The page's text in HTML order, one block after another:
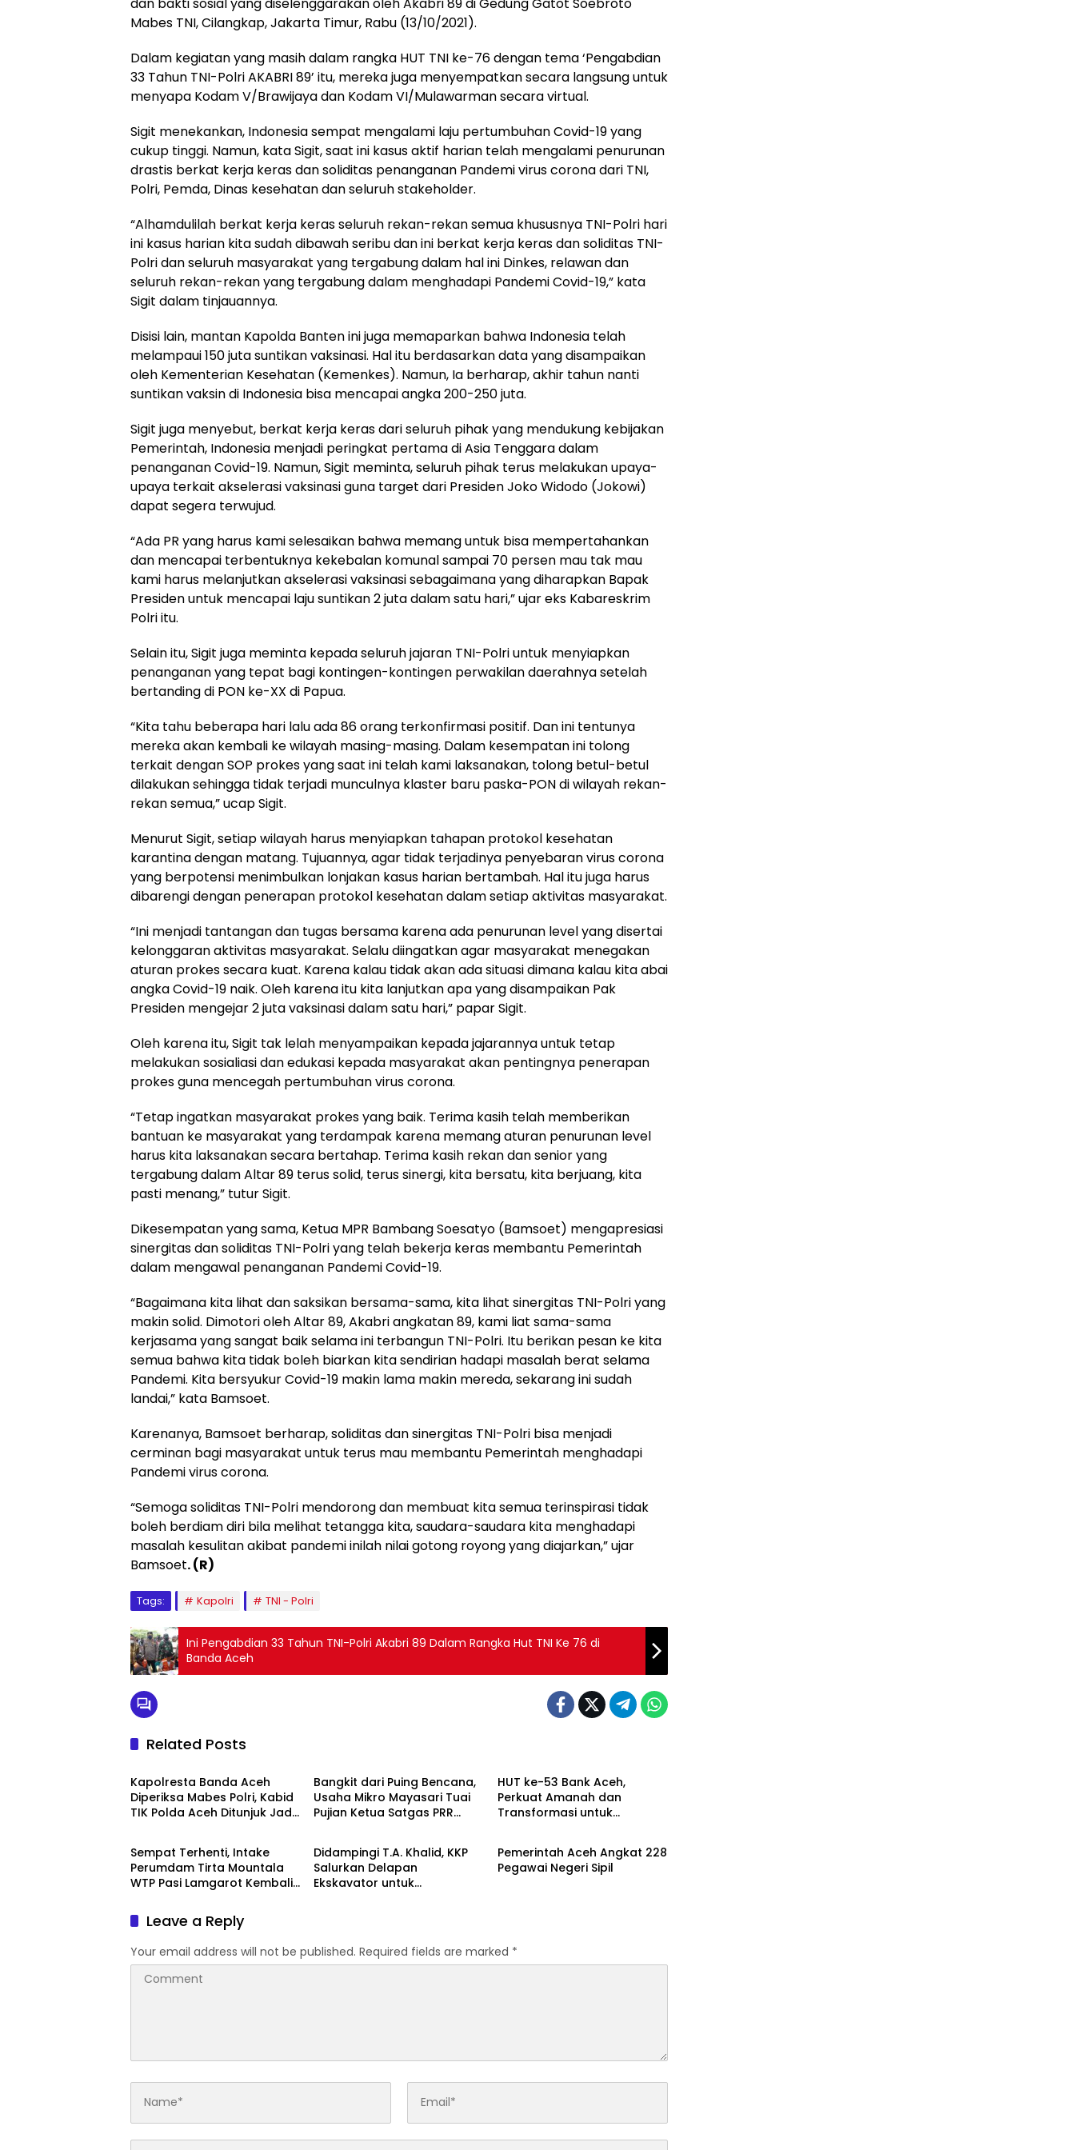
Mabes TNI, Cilangkap, Jakarta Timur, Rabu (13/10/2021).
Dalam kegiatan yang masih dalam rangka HUT TNI ke-76 dengan tema ‘Pengabdian
33 Tahun TNI-Polri AKABRI 89’ itu, mereka juga menyempatkan secara langsung untuk
menyapa Kodam V/Brawijaya dan Kodam VI/Mulawarman secara virtual.
Sigit menekankan, Indonesia sempat mengalami laju pertumbuhan Covid-19 yang
cukup tinggi. Namun, kata Sigit, saat ini kasus aktif harian telah mengalami penurunan
drastis berkat kerja keras dan soliditas penanganan Pandemi virus corona dari TNI,
Polri, Pemda, Dinas kesehatan dan seluruh stakeholder.
“Alhamdulilah berkat kerja keras seluruh rekan-rekan semua khususnya TNI-Polri hari
ini kasus harian kita sudah dibawah seribu dan ini berkat kerja keras dan soliditas TNI-
Polri dan seluruh masyarakat yang tergabung dalam hal ini Dinkes, relawan dan
seluruh rekan-rekan yang tergabung dalam menghadapi Pandemi Covid-19,” kata
Sigit dalam tinjauannya.
Disisi lain, mantan Kapolda Banten ini juga memaparkan bahwa Indonesia telah
melampaui 150 juta suntikan vaksinasi. Hal itu berdasarkan data yang disampaikan
oleh Kementerian Kesehatan (Kemenkes). Namun, Ia berharap, akhir tahun nanti
suntikan vaksin di Indonesia bisa mencapai angka 200-250 juta.
Sigit juga menyebut, berkat kerja keras dari seluruh pihak yang mendukung kebijakan
Pemerintah, Indonesia menjadi peringkat pertama di Asia Tenggara dalam
penanganan Covid-19. Namun, Sigit meminta, seluruh pihak terus melakukan upaya-
upaya terkait akselerasi vaksinasi guna target dari Presiden Joko Widodo (Jokowi)
dapat segera terwujud.
“Ada PR yang harus kami selesaikan bahwa memang untuk bisa mempertahankan
dan mencapai terbentuknya kekebalan komunal sampai 70 persen mau tak mau
kami harus melanjutkan akselerasi vaksinasi sebagaimana yang diharapkan Bapak
Presiden untuk mencapai laju suntikan 2 juta dalam satu hari,” ujar eks Kabareskrim
Polri itu.
Selain itu, Sigit juga meminta kepada seluruh jajaran TNI-Polri untuk menyiapkan
penanganan yang tepat bagi kontingen-kontingen perwakilan daerahnya setelah
bertanding di PON ke-XX di Papua.
“Kita tahu beberapa hari lalu ada 86 orang terkonfirmasi positif. Dan ini tentunya
mereka akan kembali ke wilayah masing-masing. Dalam kesempatan ini tolong
terkait dengan SOP prokes yang saat ini telah kami laksanakan, tolong betul-betul
dilakukan sehingga tidak terjadi munculnya klaster baru paska-PON di wilayah rekan-
rekan semua,” ucap Sigit.
Menurut Sigit, setiap wilayah harus menyiapkan tahapan protokol kesehatan
karantina dengan matang. Tujuannya, agar tidak terjadinya penyebaran virus corona
yang berpotensi menimbulkan lonjakan kasus harian bertambah. Hal itu juga harus
dibarengi dengan penerapan protokol kesehatan dalam setiap aktivitas masyarakat.
“Ini menjadi tantangan dan tugas bersama karena ada penurunan level yang disertai
kelonggaran aktivitas masyarakat. Selalu diingatkan agar masyarakat menegakan
aturan prokes secara kuat. Karena kalau tidak akan ada situasi dimana kalau kita abai
angka Covid-19 naik. Oleh karena itu kita lanjutkan apa yang disampaikan Pak
Presiden mengejar 2 juta vaksinasi dalam satu hari,” papar Sigit.
Oleh karena itu, Sigit tak lelah menyampaikan kepada jajarannya untuk tetap
melakukan sosialiasi dan edukasi kepada masyarakat akan pentingnya penerapan
prokes guna mencegah pertumbuhan virus corona.
“Tetap ingatkan masyarakat prokes yang baik. Terima kasih telah memberikan
bantuan ke masyarakat yang terdampak karena memang aturan penurunan level
harus kita laksanakan secara bertahap. Terima kasih rekan dan senior yang
tergabung dalam Altar 89 terus solid, terus sinergi, kita bersatu, kita berjuang, kita
pasti menang,” tutur Sigit.
Dikesempatan yang sama, Ketua MPR Bambang Soesatyo (Bamsoet) mengapresiasi
sinergitas dan soliditas TNI-Polri yang telah bekerja keras membantu Pemerintah
dalam mengawal penanganan Pandemi Covid-19.
“Bagaimana kita lihat dan saksikan bersama-sama, kita lihat sinergitas TNI-Polri yang
makin solid. Dimotori oleh Altar 89, Akabri angkatan 89, kami liat sama-sama
kerjasama yang sangat baik selama ini terbangun TNI-Polri. Itu berikan pesan ke kita
semua bahwa kita tidak boleh biarkan kita sendirian hadapi masalah berat selama
Pandemi. Kita bersyukur Covid-19 makin lama makin mereda, sekarang ini sudah
landai,” kata Bamsoet.
Karenanya, Bamsoet berharap, soliditas dan sinergitas TNI-Polri bisa menjadi
cerminan bagi masyarakat untuk terus mau membantu Pemerintah menghadapi
Pandemi virus corona.
“Semoga soliditas TNI-Polri mendorong dan membuat kita semua terinspirasi tidak
boleh berdiam diri bila melihat tetangga kita, saudara-saudara kita menghadapi
masalah kesulitan akibat pandemi inilah nilai gotong royong yang diajarkan,” ujar
Bamsoet. (R)
Tags: Kapolri TNI - Polri
Ini Pengabdian 33 Tahun TNI-Polri Akabri 89 Dalam Rangka Hut TNI Ke 76 di
Banda Aceh
Related Posts
Berita
Kapolresta Banda Aceh
Diperiksa Mabes Polri, Kabid
TIK Polda Aceh Ditunjuk Jadi
Bangkit dari Puing Bencana,
Usaha Mikro Mayasari Tuai
Pujian Ketua Satgas PRR
HUT ke-53 Bank Aceh,
Perkuat Amanah dan
Transformasi untuk
Daerah
Sempat Terhenti, Intake
Perumdam Tirta Mountala
WTP Pasi Lamgarot Kembali
Berita
Didampingi T.A. Khalid, KKP
Salurkan Delapan
Ekskavator untuk
Headline
Pemerintah Aceh Angkat 228
Pegawai Negeri Sipil
Leave a Reply
Your email address will not be published. Required fields are marked *